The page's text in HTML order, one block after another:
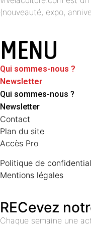
(nouveauté, expo,
MENU
Qui sommes-nous ?
Newsletter
Qui sommes-nous ?
Newsletter
Contact
Plan du site
Accès Pro
Politique de
Mentions légales
RECevez
Chaque semaine une